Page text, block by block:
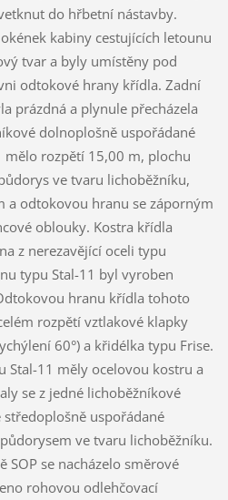
do hřbetní nástavby.
kabiny cestujících letounu
tvar a byly umístěny pod
odtokové hrany křídla. Zadní
prázdná a plynule přecházela
dolnoplošně uspořádané
rozpětí 15,00 m, plochu
ve tvaru lichoběžníku,
a odtokovou hranu se záporným
oblouky. Kostra křídla
z nerezavějící oceli typu
typu Stal-11 byl vyroben
hranu křídla tohoto
rozpětí vztlakové klapky
60°) a křidélka typu Frise.
Stal-11 měly ocelovou kostru a
se z jedné lichoběžníkové
středoplošně uspořádané
ve tvaru lichoběžníku.
se nacházelo směrové
rohovou odlehčovací